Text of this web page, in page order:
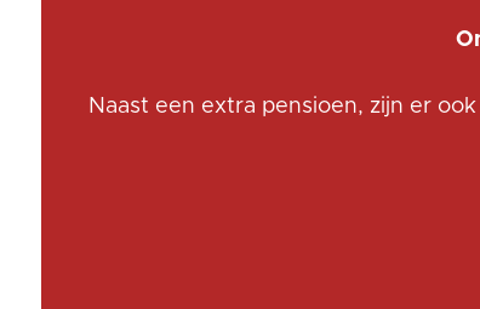
Naast een extra pensioen, zijn er